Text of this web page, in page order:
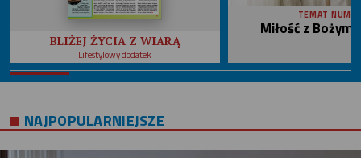
BLIŻEJ ŻYCIA Z WIARĄ
Lifestylowy dodatek
TEMAT
Miłość z
NAJPOPULARNIEJSZE